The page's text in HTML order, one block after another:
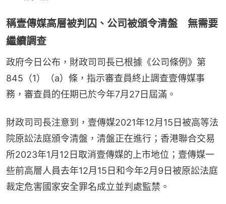
稱壹傳媒高層被判囚、公司被頒令清盤 無需要
繼續調查
政府今日公布，財政司司長已根據《公司條例》第
845（1）（a）條，指示審查員終止調查壹傳媒事
務，審查員的任期已於今年7月27日屆滿。
財政司司長注意到，壹傳媒2021年12月15日被高等法
院原訟法庭頒令清盤，清盤正在進行；香港聯合交易
所2023年1月12日取消壹傳媒的上市地位；壹傳媒一
些前高層人員去年12月15日和今年2月9日被原訟法庭
裁定危害國家安全罪名成立並判處監禁。